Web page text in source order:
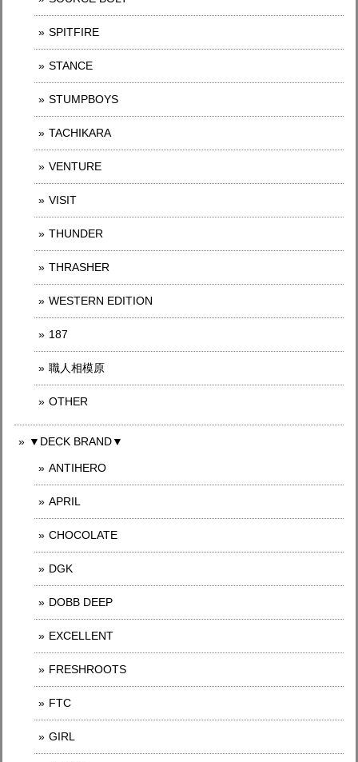
SPITFIRE
STANCE
STUMPBOYS
TACHIKARA
VENTURE
VISIT
THUNDER
THRASHER
WESTERN EDITION
187
職人相模原
OTHER
▼DECK BRAND▼
ANTIHERO
APRIL
CHOCOLATE
DGK
DOBB DEEP
EXCELLENT
FRESHROOTS
FTC
GIRL